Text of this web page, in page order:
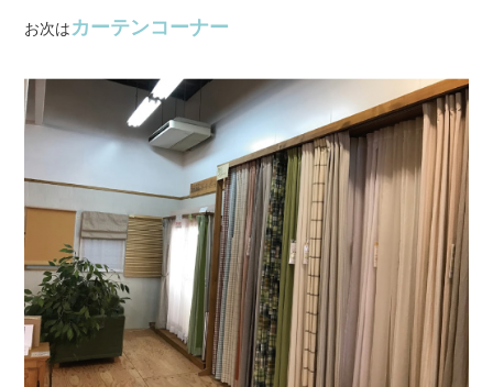
お次はカーテンコーナー